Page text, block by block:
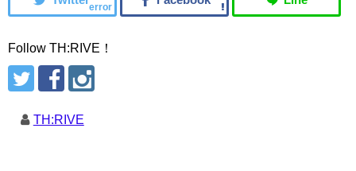
error
Follow TH:RIVE！
TH:RIVE